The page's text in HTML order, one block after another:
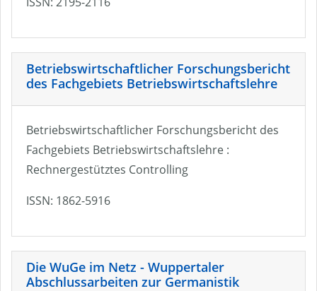
Betriebswirtschaftlicher Forschungsbericht
des Fachgebiets Betriebswirtschaftslehre
Betriebswirtschaftlicher Forschungsbericht des
Fachgebiets Betriebswirtschaftslehre :
Rechnergestütztes Controlling
ISSN: 1862-5916
Die WuGe im Netz - Wuppertaler
Abschlussarbeiten zur Germanistik